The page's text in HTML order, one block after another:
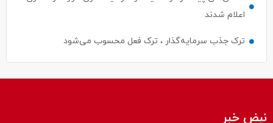
ترک جذب سرمایه‌گذار ، ترک فعل محسوب می‌شود
پایگاه مستقل خبری و تحلیلی